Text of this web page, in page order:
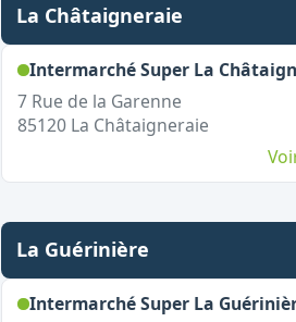
La Châtaigneraie
Intermarché Super La
7 Rue de la Garenne
85120 La Châtaigneraie
La Guérinière
Intermarché Super La